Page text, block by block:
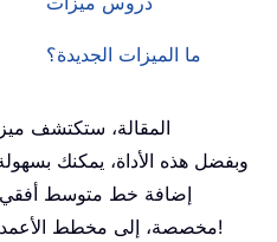
ما الميزات الجديدة؟
المقالة، ستكتشف
إضافة خط متوسط أفقي
مخصصة، إلى مخطط الأعمدة أو الرسم البياني الشريطي!